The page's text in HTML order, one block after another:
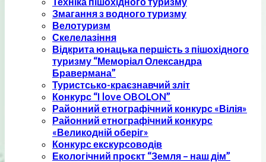
Змагання з водного туризму
Велотуризм
Скелелазіння
Відкрита юнацька першість з пішохідного
туризму “Меморіал Олександра
Бравермана”
Туристсько-краєзнавчий зліт
Конкурс “I love OBOLON”
Районний етнографічний конкурс «Вілія»
Районний етнографічний конкурс
«Великодній оберіг»
Конкурс екскурсоводів
Екологічний проєкт “Земля – наш дім”